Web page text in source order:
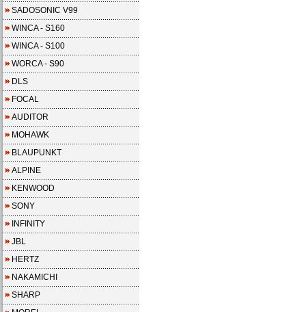
SADOSONIC V99
WINCA - S160
WINCA - S100
WORCA - S90
DLS
FOCAL
AUDITOR
MOHAWK
BLAUPUNKT
ALPINE
KENWOOD
SONY
INFINITY
JBL
HERTZ
NAKAMICHI
SHARP